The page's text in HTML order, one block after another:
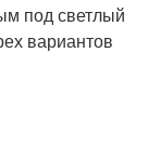
под светлый
вариантов